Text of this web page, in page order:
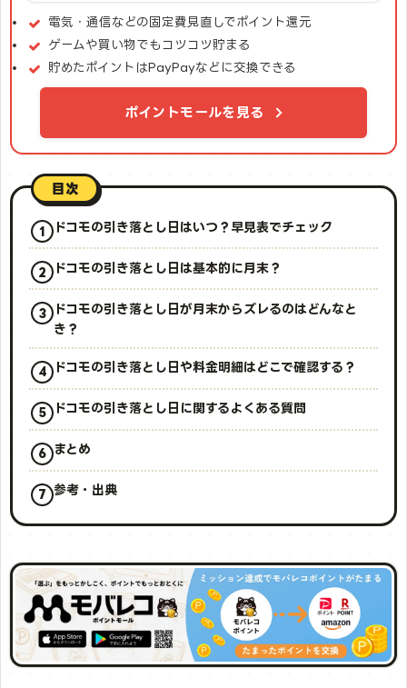
電気・通信などの固定費見直しでポイント還元
ゲームや買い物でもコツコツ貯まる
貯めたポイントはPayPayなどに交換できる
ポイントモールを見る
目次
ドコモの引き落とし日はいつ？早見表でチェック
ドコモの引き落とし日は基本的に月末？
ドコモの引き落とし日が月末からズレるのはどんなと
き？
ドコモの引き落とし日や料金明細はどこで確認する？
ドコモの引き落とし日に関するよくある質問
まとめ
参考・出典